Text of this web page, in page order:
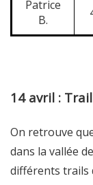
Patrice
B.
14 avril :
On retrouve
dans la vallée
différents trails